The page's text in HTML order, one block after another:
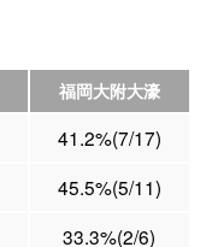
福岡大附大濠
41.2%(7/17)
45.5%(5/11)
33.3%(2/6)